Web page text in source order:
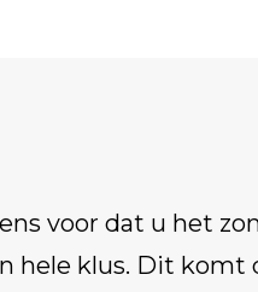
voor dat u het
hele klus. Dit komt